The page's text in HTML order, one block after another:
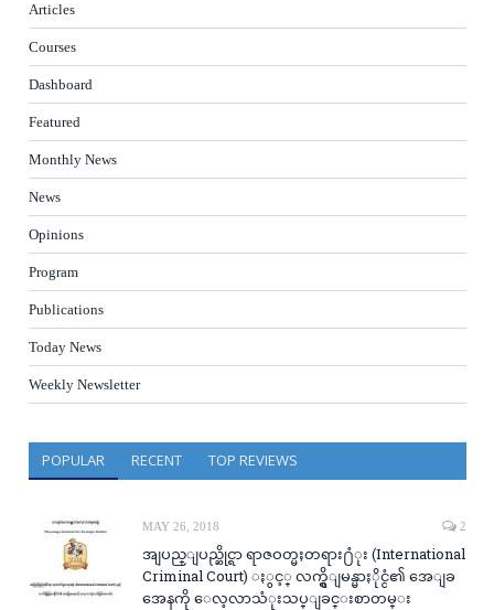
Articles
Courses
Dashboard
Featured
Monthly News
News
Opinions
Program
Publications
Today News
Weekly Newsletter
POPULAR RECENT TOP REVIEWS
MAY 26, 2018 2
အျပည္ျပည္ဆိုင္ရာ ရာဇဝတ္မႈတရား႐ံုး (International
Criminal Court) ႏွင့္ လက္ရွိျမန္မာႏိုင္ငံ၏ အေျခ
အေနကို ေလ့လာသံုးသပ္ျခင္းစာတမ္း